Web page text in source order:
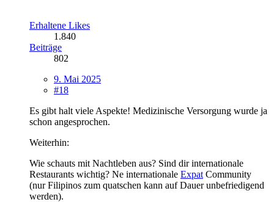
Erhaltene Likes
1.840
Beiträge
802
9. Mai 2025
#18
Es gibt halt viele Aspekte! Medizinische Versorgung wurde ja
schon angesprochen.
Weiterhin:
Wie schauts mit Nachtleben aus? Sind dir internationale
Restaurants wichtig? Ne internationale Expat Community
(nur Filipinos zum quatschen kann auf Dauer unbefriedigend
werden).